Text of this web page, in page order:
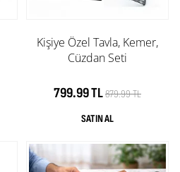
Kişiye Özel Tavla, Kemer,
Cüzdan Seti
799.99 TL879.99 TL